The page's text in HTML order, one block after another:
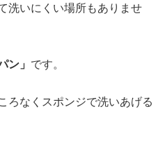
洗いにくい場所もありませ
ン」 です。
ろなくスポンジで洗いあげる